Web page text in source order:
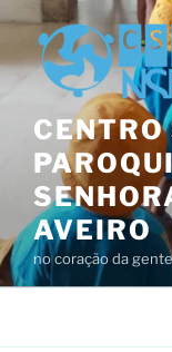
Saltar
o
conteúdo
AVEIRO
no coração da gente